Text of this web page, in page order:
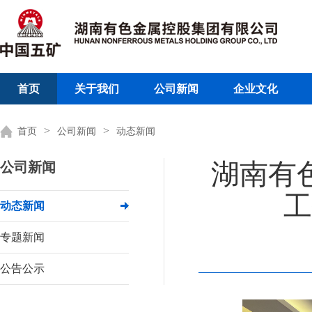
首页 关于我们 公司新闻 企业文化
首页 > 公司新闻 > 动态新闻
公司新闻
动态新闻
专题新闻
公告公示
湖南有